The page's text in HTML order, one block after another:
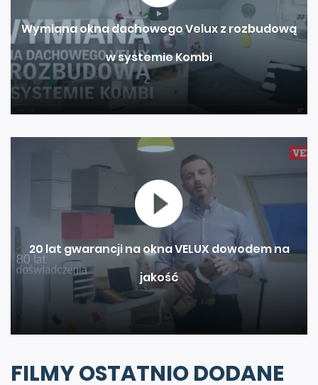
Wymiana okna dachowego Velux z rozbudową
w systemie Kombi
20 lat gwarancji na okna VELUX dowodem na
jakość